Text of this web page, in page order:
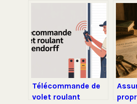
entretenir ces clés
de
Télécommande de
volet roulant